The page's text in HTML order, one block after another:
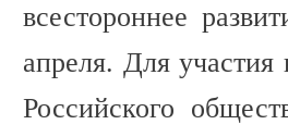
всестороннее
апреля. Для участия
Российского